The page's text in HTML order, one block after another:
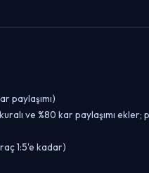
paylaşımı)
ve %80 kar paylaşımı ekler;
1:5'e kadar)